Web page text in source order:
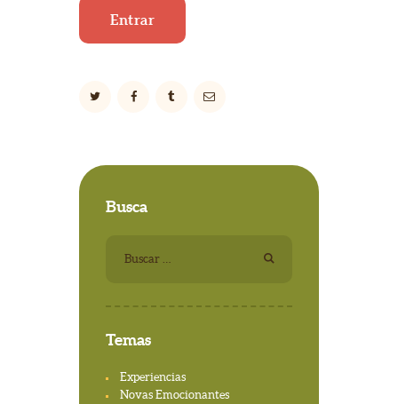
Busca
Temas
Experiencias
Novas Emocionantes